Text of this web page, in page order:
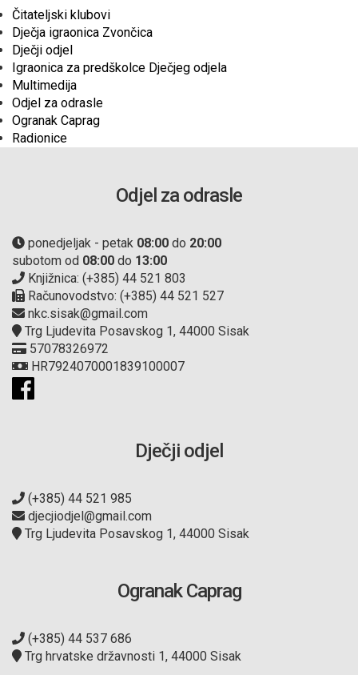
Čitateljski klubovi
Dječja igraonica Zvončica
Dječji odjel
Igraonica za predškolce Dječjeg odjela
Multimedija
Odjel za odrasle
Ogranak Caprag
Radionice
Odjel za odrasle
ponedjeljak - petak 08:00 do 20:00
subotom od 08:00 do 13:00
Knjižnica: (+385) 44 521 803
Računovodstvo: (+385) 44 521 527
nkc.sisak@gmail.com
Trg Ljudevita Posavskog 1, 44000 Sisak
57078326972
HR7924070001839100007
Dječji odjel
(+385) 44 521 985
djecjiodjel@gmail.com
Trg Ljudevita Posavskog 1, 44000 Sisak
Ogranak Caprag
(+385) 44 537 686
Trg hrvatske državnosti 1, 44000 Sisak